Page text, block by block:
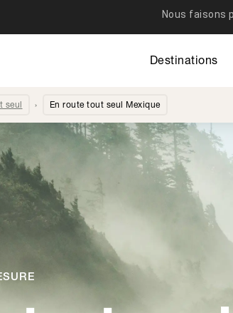
Destinations
seul En route tout seul Mexique